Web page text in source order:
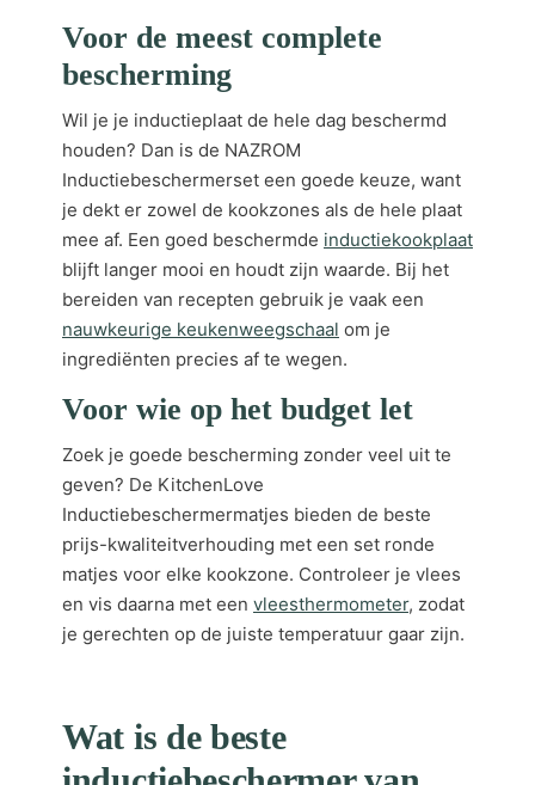
Voor de meest complete
bescherming
Wil je je inductieplaat de hele dag beschermd
houden? Dan is de NAZROM
Inductiebeschermerset een goede keuze, want
je dekt er zowel de kookzones als de hele plaat
mee af. Een goed beschermde inductiekookplaat
blijft langer mooi en houdt zijn waarde. Bij het
bereiden van recepten gebruik je vaak een
nauwkeurige keukenweegschaal om je
ingrediënten precies af te wegen.
Voor wie op het budget let
Zoek je goede bescherming zonder veel uit te
geven? De KitchenLove
Inductiebeschermermatjes bieden de beste
prijs-kwaliteitverhouding met een set ronde
matjes voor elke kookzone. Controleer je vlees
en vis daarna met een vleesthermometer, zodat
je gerechten op de juiste temperatuur gaar zijn.
Wat is de beste